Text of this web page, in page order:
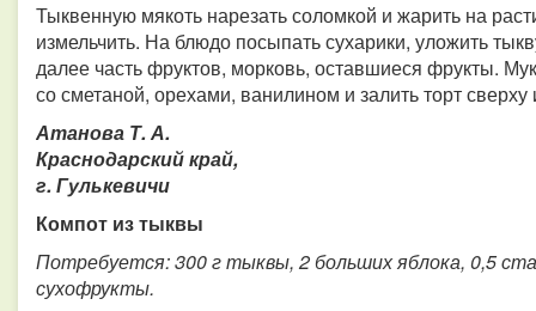
Тыквенную мякоть нарезать соломкой и жарить на
измельчить. На блюдо посыпать сухарики, уложить
далее часть фруктов, морковь, оставшиеся фрукты.
со сметаной, орехами, ванилином и залить торт
Атанова Т. А.
Краснодарский край,
г. Гулькевичи
Компот из тыквы
Потребуется: 300 г тыквы, 2 больших яблока, 0,5
сухофрукты.